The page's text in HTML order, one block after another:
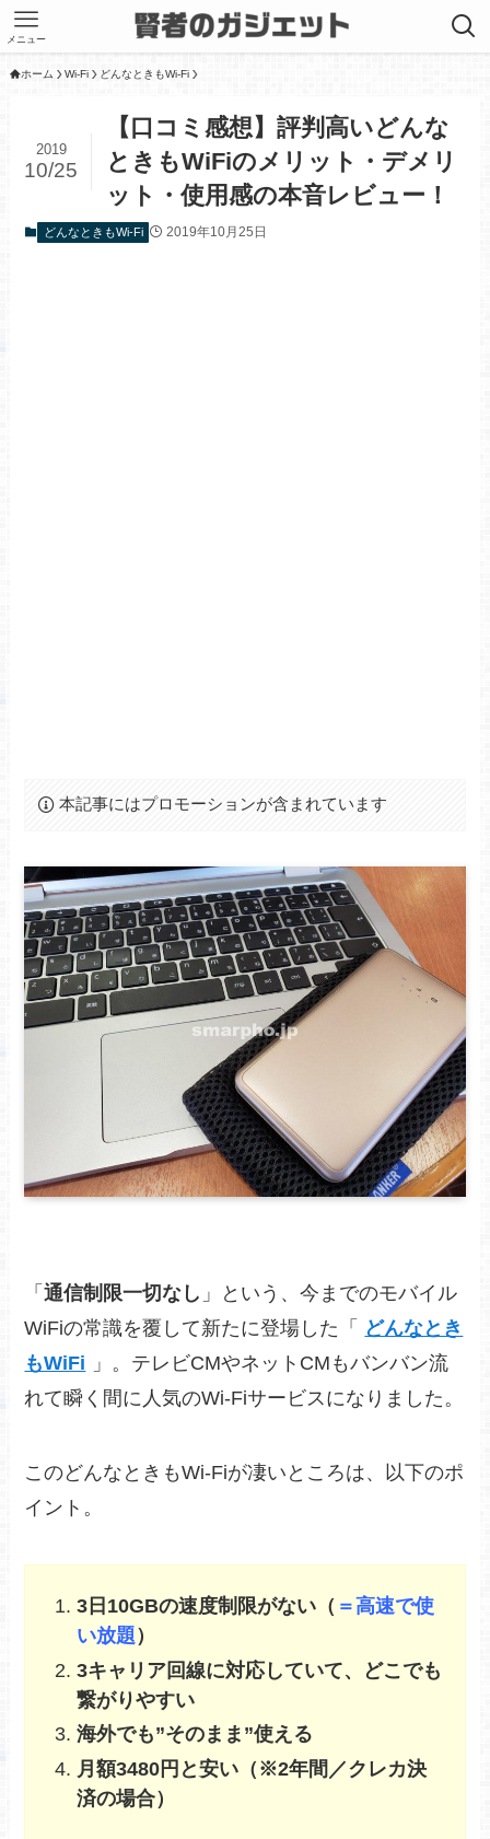
メニュー
ホーム Wi-Fi どんなときもWi-Fi
【口コミ感想】評判高いどんな
ときもWiFiのメリット・デメリ
ット・使用感の本音レビュー！
2019
10/25
どんなときもWi-Fi 2019年10月25日
本記事にはプロモーションが含まれています
「通信制限一切なし 」という、今までのモバイル
WiFiの常識を覆して新たに登場した「
どんなとき
もWiFi
」。テレビCMやネットCMもバンバン流
れて瞬く間に人気のWi-Fiサービスになりました。
このどんなときもWi-Fiが凄いところは、以下のポ
イント。
3日10GBの速度制限がない（ ＝高速で使
い放題）
3キャリア回線に対応していて、どこでも
繋がりやすい
海外でも”そのまま”使える
月額3480円と安い（※2年間／クレカ決
済の場合）